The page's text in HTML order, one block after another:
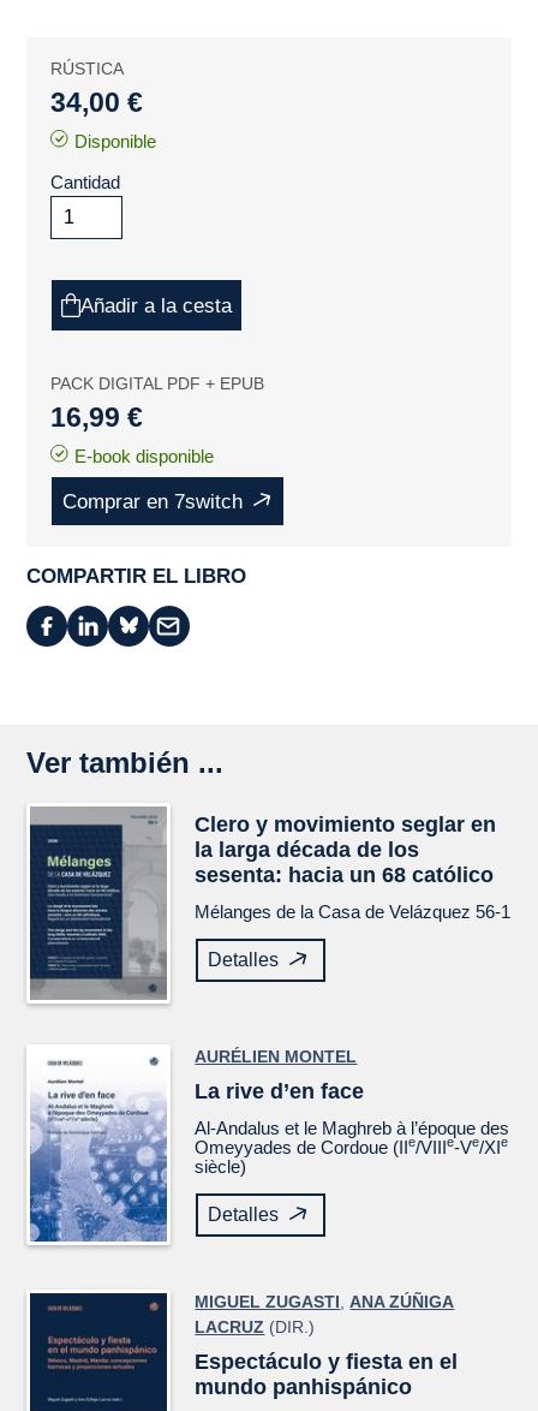
RÚSTICA
34,00 €
Disponible
Cantidad
Añadir a la cesta
PACK DIGITAL PDF + EPUB
16,99 €
E-book disponible
Comprar en 7switch
COMPARTIR EL LIBRO
Ver también ...
Clero y movimiento seglar en
la larga década de los
sesenta: hacia un 68 católico
Mélanges de la Casa de Velázquez 56-1
Detalles
AURÉLIEN MONTEL
La rive d’en face
Al-Andalus et le Maghreb à l’époque des
Omeyyades de Cordoue (IIe/VIIIe-Ve/XIe
siècle)
Detalles
MIGUEL ZUGASTI ,ANA ZÚÑIGA
LACRUZ (DIR.)
Espectáculo y fiesta en el
mundo panhispánico